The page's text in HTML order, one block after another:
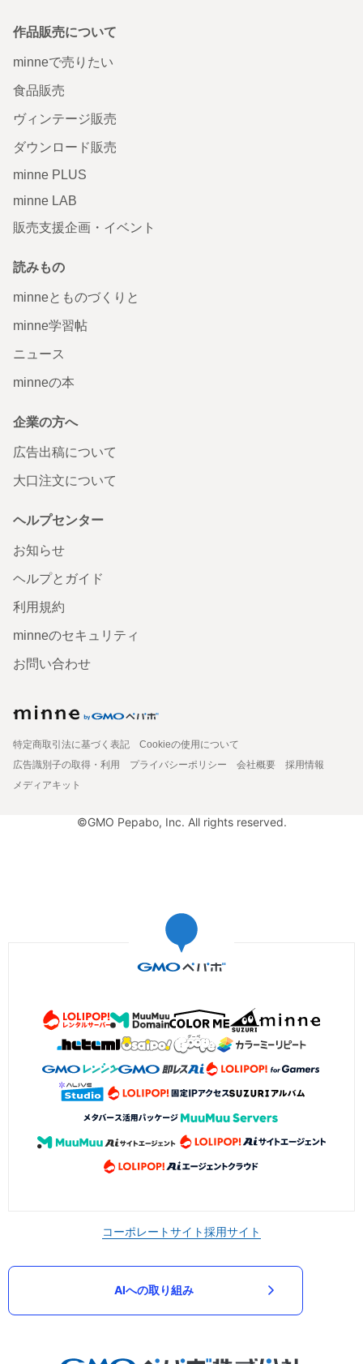
作品販売について
minneで売りたい
食品販売
ヴィンテージ販売
ダウンロード販売
minne PLUS
minne LAB
販売支援企画・イベント
読みもの
minneとものづくりと
minne学習帖
ニュース
minneの本
企業の方へ
広告出稿について
大口注文について
ヘルプセンター
お知らせ
ヘルプとガイド
利用規約
minneのセキュリティ
お問い合わせ
特定商取引法に基づく表記
Cookieの使用について
広告識別子の取得・利用
プライバシーポリシー 会社概要
採用情報
メディアキット
©GMO Pepabo, Inc. All rights reserved.
コーポレートサイト採用サイト
AIへの取り組み